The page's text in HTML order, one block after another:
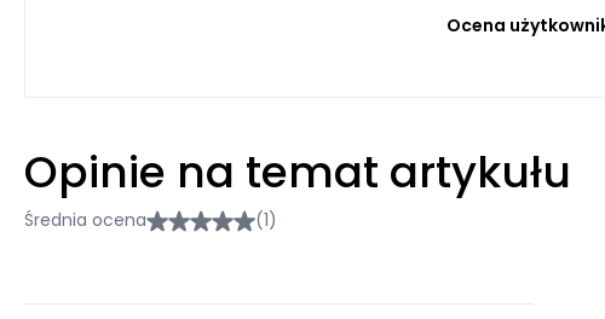
Ocena
Opinie na temat artykułu
Średnia ocena (1)